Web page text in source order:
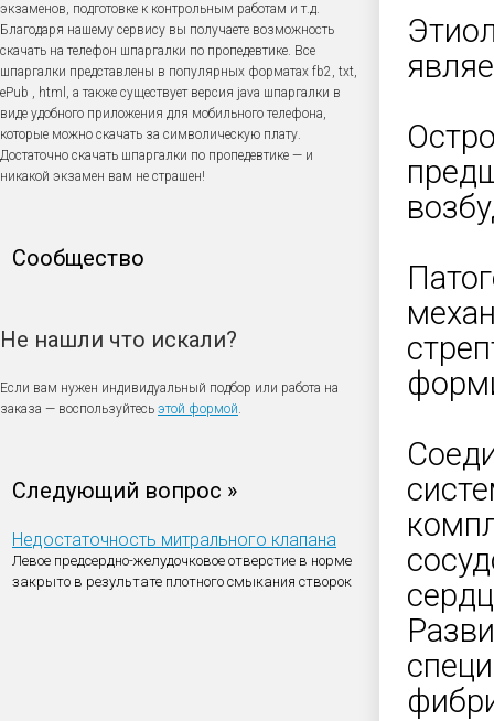
экзаменов, подготовке к контрольным работам и т.д.
Благодаря нашему сервису вы получаете возможность
скачать на телефон шпаргалки по пропедевтике. Все
шпаргалки представлены в популярных форматах fb2, txt,
ePub , html, а также существует версия java шпаргалки в
виде удобного приложения для мобильного телефона,
которые можно скачать за символическую плату.
Достаточно скачать шпаргалки по пропедевтике — и
никакой экзамен вам не страшен!
Сообщество
Не нашли что искали?
Если вам нужен индивидуальный подбор или работа на
заказа — воспользуйтесь этой формой.
Следующий вопрос »
Недостаточность митрального клапана
Левое предсердно-желудочковое отверстие в норме
закрыто в результате плотного смыкания створок